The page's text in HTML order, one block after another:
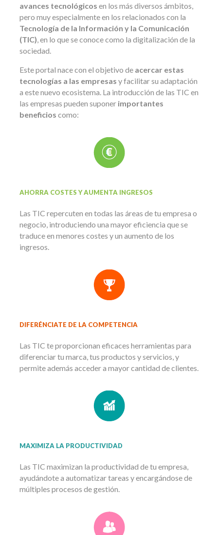
avances tecnológicos en los más diversos ámbitos,
pero muy especialmente en los relacionados con la
Tecnología de la Información y la Comunicación
(TIC), en lo que se conoce como la digitalización de la
sociedad.
Este portal nace con el objetivo de acercar estas
tecnologías a las empresas y facilitar su adaptación
a este nuevo ecosistema. La introducción de las TIC en
las empresas pueden suponer importantes
beneficios como:
AHORRA COSTES Y AUMENTA INGRESOS
Las TIC repercuten en todas las áreas de tu empresa o
negocio, introduciendo una mayor eficiencia que se
traduce en menores costes y un aumento de los
ingresos.
DIFERÉNCIATE DE LA COMPETENCIA
Las TIC te proporcionan eficaces herramientas para
diferenciar tu marca, tus productos y servicios, y
permite además acceder a mayor cantidad de clientes.
MAXIMIZA LA PRODUCTIVIDAD
Las TIC maximizan la productividad de tu empresa,
ayudándote a automatizar tareas y encargándose de
múltiples procesos de gestión.